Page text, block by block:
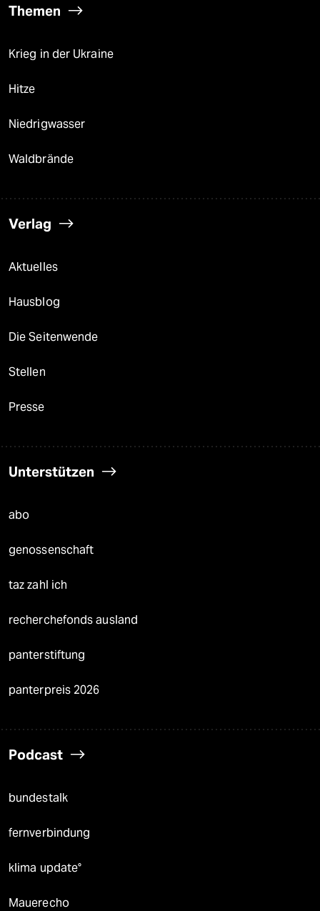
Themen
Krieg in der Ukraine
Hitze
Niedrigwasser
Waldbrände
Verlag
Aktuelles
Hausblog
Die Seitenwende
Stellen
Presse
Unterstützen
abo
genossenschaft
taz zahl ich
recherchefonds ausland
panterstiftung
panterpreis 2026
Podcast
bundestalk
fernverbindung
klima update°
Mauerecho